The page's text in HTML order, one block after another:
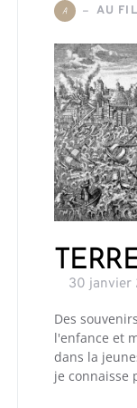
A AU
30 janvier
Des
l'enfance et
dans la
je connaisse